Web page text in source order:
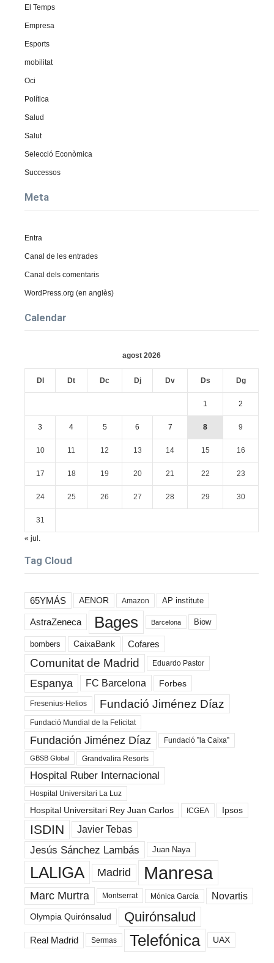
El Temps
Empresa
Esports
mobilitat
Oci
Política
Salud
Salut
Selecció Econòmica
Successos
Meta
Entra
Canal de les entrades
Canal dels comentaris
WordPress.org (en anglès)
Calendar
agost 2026
Dl Dt Dc Dj Dv Ds Dg
1 2
3 4 5 6 7 8 9
10 11 12 13 14 15 16
17 18 19 20 21 22 23
24 25 26 27 28 29 30
31
« jul.
Tag Cloud
65YMÁS AENOR Amazon AP institute
AstraZeneca Bages Barcelona Biow
bombers CaixaBank Cofares
Comunitat de Madrid Eduardo Pastor
Espanya FC Barcelona Forbes
Fresenius-Helios Fundació Jiménez Díaz
Fundació Mundial de la Felicitat
Fundación Jiménez Díaz Fundació ”la Caixa”
GBSB Global Grandvalira Resorts
Hospital Ruber Internacional
Hospital Universitari La Luz
Hospital Universitari Rey Juan Carlos ICGEA Ipsos
ISDIN Javier Tebas
Jesús Sánchez Lambás Juan Naya
LALIGA Madrid Manresa
Marc Murtra Montserrat Mónica García Novartis
Olympia Quirónsalud Quirónsalud
Real Madrid Sermas Telefónica UAX